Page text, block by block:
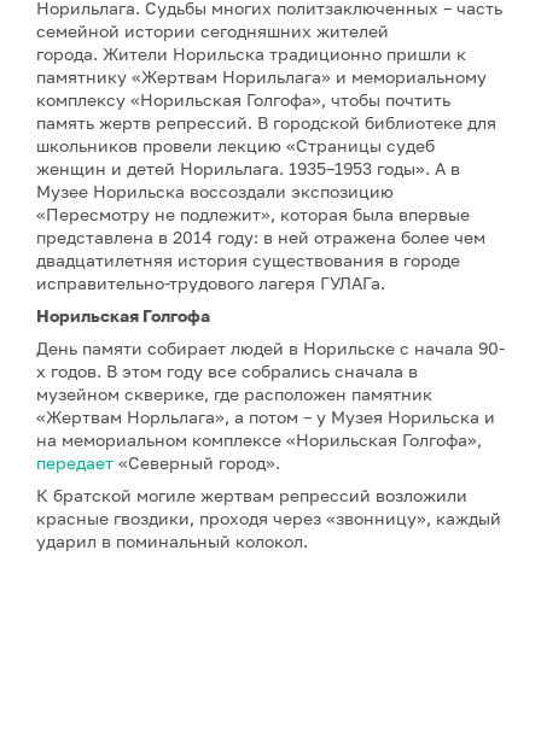
Норильлага. Судьбы многих политзаключенных – часть
семейной истории сегодняшних жителей
города. Жители Норильска традиционно пришли к
памятнику «Жертвам Норильлага» и мемориальному
комплексу «Норильская Голгофа», чтобы почтить
память жертв репрессий. В городской библиотеке для
школьников провели лекцию «Страницы судеб
женщин и детей Норильлага. 1935–1953 годы». А в
Музее Норильска воссоздали экспозицию
«Пересмотру не подлежит», которая была впервые
представлена в 2014 году: в ней отражена более чем
двадцатилетняя история существования в городе
исправительно-трудового лагеря ГУЛАГа.
Норильская Голгофа
День памяти собирает людей в Норильске с начала 90-
х годов. В этом году все собрались сначала в
музейном скверике, где расположен памятник
«Жертвам Норльлага», а потом – у Музея Норильска и
на мемориальном комплексе «Норильская Голгофа»,
передает «Северный город».
К братской могиле жертвам репрессий возложили
красные гвоздики, проходя через «звонницу», каждый
ударил в поминальный колокол.